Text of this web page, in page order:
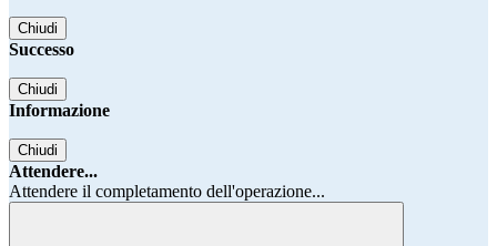
Chiudi
Successo
Chiudi
Informazione
Chiudi
Attendere...
Attendere il completamento dell'operazione...